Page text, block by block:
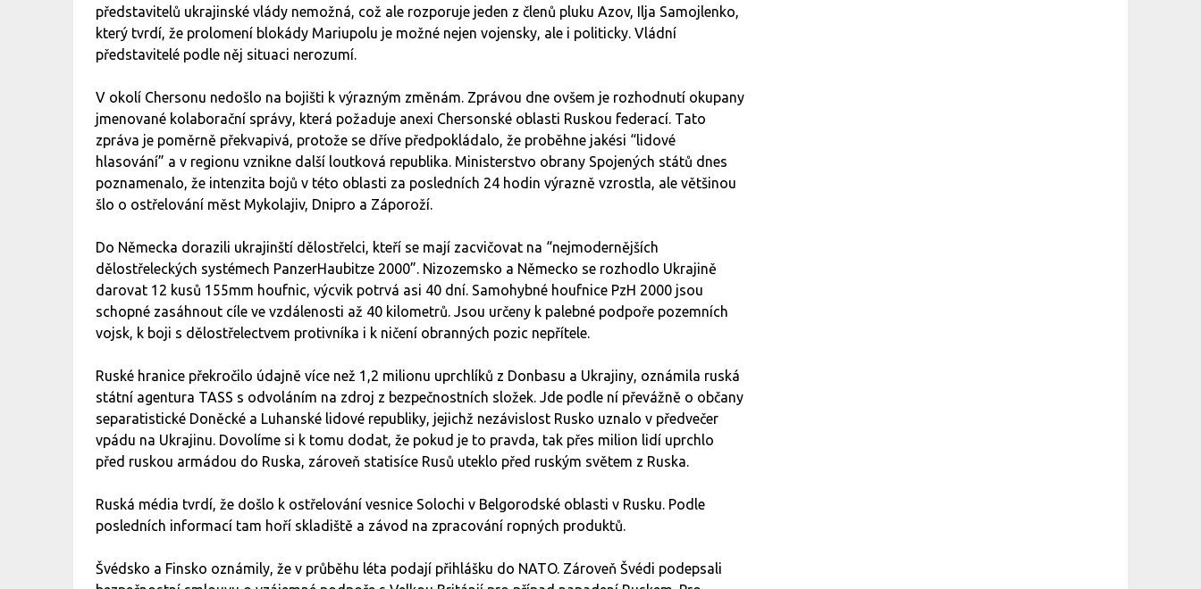
představitelů ukrajinské vlády nemožná, což ale rozporuje jeden z členů pluku Azov, Ilja Samojlenko,
který tvrdí, že prolomení blokády Mariupolu je možné nejen vojensky, ale i politicky. Vládní
představitelé podle něj situaci nerozumí.
V okolí Chersonu nedošlo na bojišti k výrazným změnám. Zprávou dne ovšem je rozhodnutí okupany
jmenované kolaborační správy, která požaduje anexi Chersonské oblasti Ruskou federací. Tato
zpráva je poměrně překvapivá, protože se dříve předpokládalo, že proběhne jakési “lidové
hlasování” a v regionu vznikne další loutková republika. Ministerstvo obrany Spojených států dnes
poznamenalo, že intenzita bojů v této oblasti za posledních 24 hodin výrazně vzrostla, ale většinou
šlo o ostřelování měst Mykolajiv, Dnipro a Záporoží.
Do Německa dorazili ukrajinští dělostřelci, kteří se mají zacvičovat na “nejmodernějších
dělostřeleckých systémech PanzerHaubitze 2000”. Nizozemsko a Německo se rozhodlo Ukrajině
darovat 12 kusů 155mm houfnic, výcvik potrvá asi 40 dní. Samohybné houfnice PzH 2000 jsou
schopné zasáhnout cíle ve vzdálenosti až 40 kilometrů. Jsou určeny k palebné podpoře pozemních
vojsk, k boji s dělostřelectvem protivníka i k ničení obranných pozic nepřítele.
Ruské hranice překročilo údajně více než 1,2 milionu uprchlíků z Donbasu a Ukrajiny, oznámila ruská
státní agentura TASS s odvoláním na zdroj z bezpečnostních složek. Jde podle ní převážně o občany
separatistické Doněcké a Luhanské lidové republiky, jejichž nezávislost Rusko uznalo v předvečer
vpádu na Ukrajinu. Dovolíme si k tomu dodat, že pokud je to pravda, tak přes milion lidí uprchlo
před ruskou armádou do Ruska, zároveň statisíce Rusů uteklo před ruským světem z Ruska.
Ruská média tvrdí, že došlo k ostřelování vesnice Solochi v Belgorodské oblasti v Rusku. Podle
posledních informací tam hoří skladiště a závod na zpracování ropných produktů.
Švédsko a Finsko oznámily, že v průběhu léta podají přihlášku do NATO. Zároveň Švédi podepsali